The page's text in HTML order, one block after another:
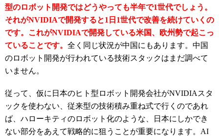
型のロボット開発ではどうやっても半年で1世代でしょう。
それがNVIDIAで開発すると1日1世代で改善を続けていくの
です。これがNVIDIAで開発している米国、欧州勢で起こっ
ていることです。 全く同じ状況が中国にもあります。中国
のロボット開発が行われている技術スタックはまだ調べて
いません。
従って、仮に日本のヒト型ロボット開発会社がNVIDIAスタ
ックを使わない、従来型の技術積み重ね式で行くのであれ
ば、ハローキティのロボット化のような、日本にしかでき
ない部分をあえて戦略的に狙うことが重要になります。AI